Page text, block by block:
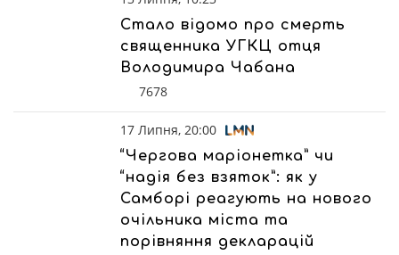
Стало відомо про смерть
священника УГКЦ отця
Володимира Чабана
7678
17 Липня, 20:00
“Чергова маріонетка” чи
“надія без взяток”: як у
Самборі реагують на нового
очільника міста та
порівняння декларацій